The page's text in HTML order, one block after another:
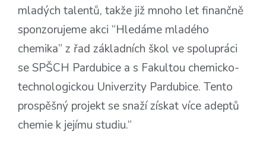
mladých talentů, takže již mnoho let finančně
sponzorujeme akci “Hledáme mladého
chemika” z řad základních škol ve spolupráci
se SPŠCH Pardubice a s Fakultou chemicko-
technologickou Univerzity Pardubice. Tento
prospěšný projekt se snaží získat více adeptů
chemie k jejímu studiu.“